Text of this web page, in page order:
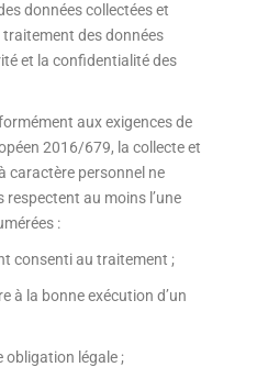
données collectées et
des données
et la confidentialité des
aux exigences de
2016/679, la collecte et
caractère personnel ne
respectent au moins l’une
:
consenti au traitement ;
à la bonne exécution d’un
obligation légale ;